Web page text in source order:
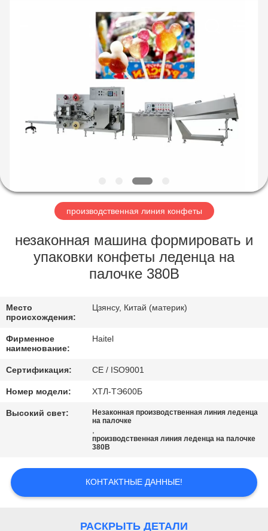
ПРОДУКТЫ
ПУТЕШЕСТВИЕ
ФАБРИКИ
ПРОВЕРКА
СВЯЖИТЕСЬ
МЫ
СПРОСИТЕ
ЦИТАТУ
PRIVACY
POLICY
производственная линия конфеты
незаконная машина формировать и
упаковки конфеты леденца на
палочке 380В
Место
происхождения:
Цзянсу, Китай (материк)
Фирменное
наименование:
Haitel
Сертификация: CE / ISO9001
Номер модели: ХТЛ-ТЭ600Б
Высокий свет:
Незаконная производственная линия леденца
на палочке
,
производственная линия леденца на палочке
380В
КОНТАКТНЫЕ ДАННЫЕ!
РАСКРЫТЬ ДЕТАЛИ